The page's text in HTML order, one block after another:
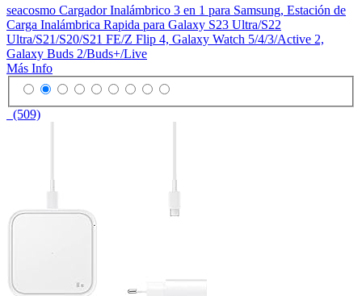
seacosmo Cargador Inalámbrico 3 en 1 para Samsung, Estación de
Carga Inalámbrica Rapida para Galaxy S23 Ultra/S22
Ultra/S21/S20/S21 FE/Z Flip 4, Galaxy Watch 5/4/3/Active 2,
Galaxy Buds 2/Buds+/Live
Más Info
(509)